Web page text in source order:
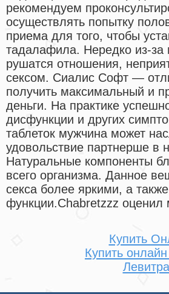
рекомендуем
осуществлять попытку
приема для того, чтобы
тадалафила. Нередко из-за
рушатся отношения,
сексом. Сиалис Софт —
получить максимальный и
деньги. На практике
дисфункции и других
таблеток мужчина может
удовольствие партнерше в
Натуральные компоненты
всего организма. Данное
секса более яркими, а
функции.Chabretzzz оценил
Купить
Купить